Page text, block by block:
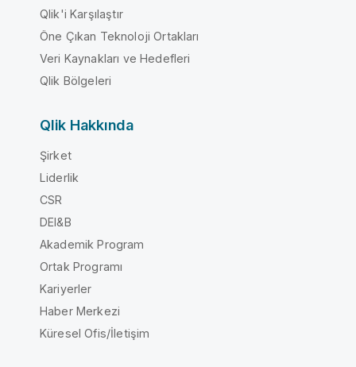
Qlik'i Karşılaştır
Öne Çıkan Teknoloji Ortakları
Veri Kaynakları ve Hedefleri
Qlik Bölgeleri
Qlik Hakkında
Şirket
Liderlik
CSR
DEI&B
Akademik Program
Ortak Programı
Kariyerler
Haber Merkezi
Küresel Ofis/İletişim